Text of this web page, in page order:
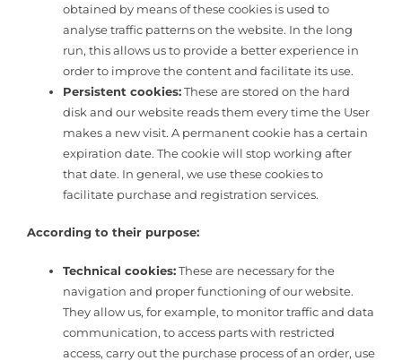
obtained by means of these cookies is used to
analyse traffic patterns on the website. In the long
run, this allows us to provide a better experience in
order to improve the content and facilitate its use.
Persistent cookies:These are stored on the hard
disk and our website reads them every time the User
makes a new visit. A permanent cookie has a certain
expiration date. The cookie will stop working after
that date. In general, we use these cookies to
facilitate purchase and registration services.
According to their purpose:
Technical cookies:These are necessary for the
navigation and proper functioning of our website.
They allow us, for example, to monitor traffic and data
communication, to access parts with restricted
access, carry out the purchase process of an order, use